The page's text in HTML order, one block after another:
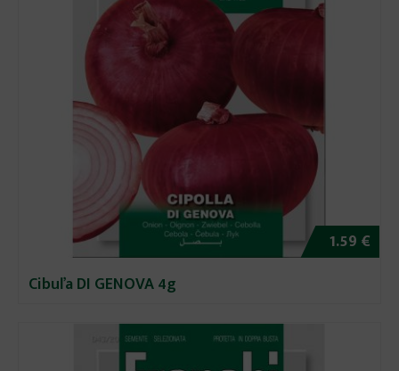
1.59 €
Cibuľa DI GENOVA 4g